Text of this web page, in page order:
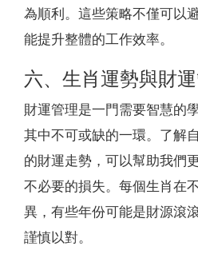
為順利。這些策略不僅可以
能提升整體的工作效率。
六、生肖運勢與財
財運管理是一門需要智慧的
其中不可或缺的一環。了解
的財運走勢，可以幫助我們
不必要的損失。每個生肖在
異，有些年份可能是財源滾
謹慎以對。